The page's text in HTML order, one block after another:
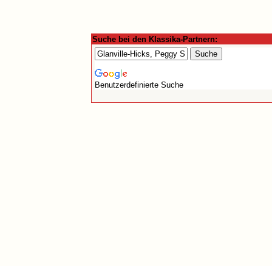
Suche bei den Klassika-Partnern:
Benutzerdefinierte Suche